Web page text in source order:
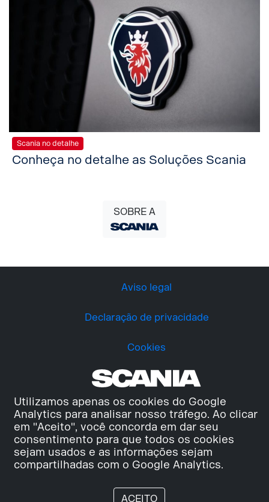
Utilizamos apenas os cookies do Google
Analytics para analisar nosso tráfego. Ao clicar
em "Aceito", você concorda em dar seu
consentimento para que todos os cookies
sejam usados e as informações sejam
compartilhadas com o Google Analytics.
ACEITO
Scania no detalhe
Conheça no detalhe as Soluções Scania
SOBRE A
Aviso legal
Declaração de privacidade
Cookies